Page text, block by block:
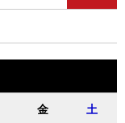
金 土